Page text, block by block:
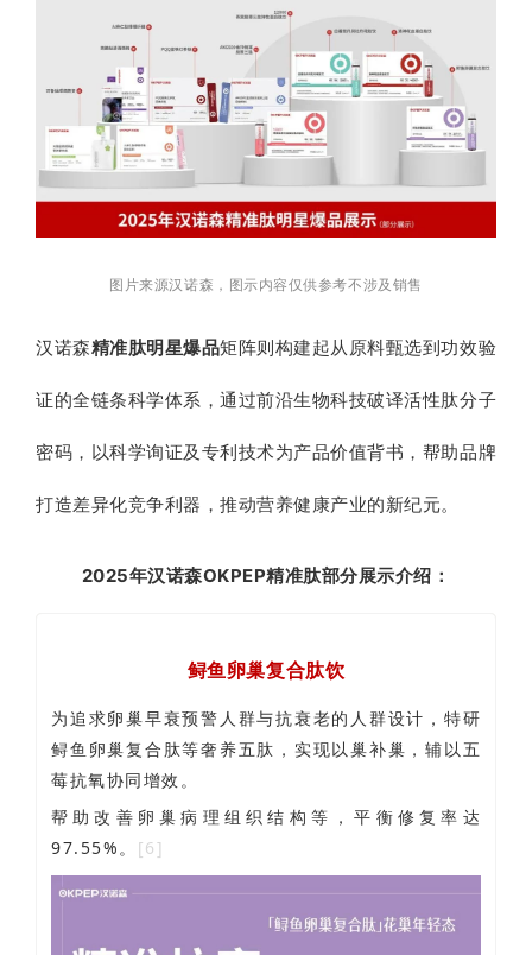
图片来源汉诺森，图示内容仅供参考不涉及销售
汉诺森精准肽明星爆品矩阵则构建起从原料甄选到功效验
证的全链条科学体系，通过前沿生物科技破译活性肽分子
密码，以科学询证及专利技术为产品价值背书 ，帮助品牌
打造差异化竞争利器，推动营养健康产业的新纪元。
2025年汉诺森OKPEP精准肽部分展示介绍：
鲟鱼卵巢复合肽饮
为追求卵巢早衰预警人群与抗衰老的人群设计，特研
鲟鱼卵巢复合肽等奢养五肽，实现以巢补巢，辅以五
莓抗氧协同增效 。
帮助改善卵巢病理组织结构等，平衡修复率达
97.55%。 [6]